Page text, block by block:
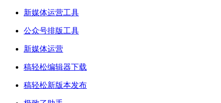
新媒体运营工具
公众号排版工具
新媒体运营
稿轻松编辑器下载
稿轻松新版本发布